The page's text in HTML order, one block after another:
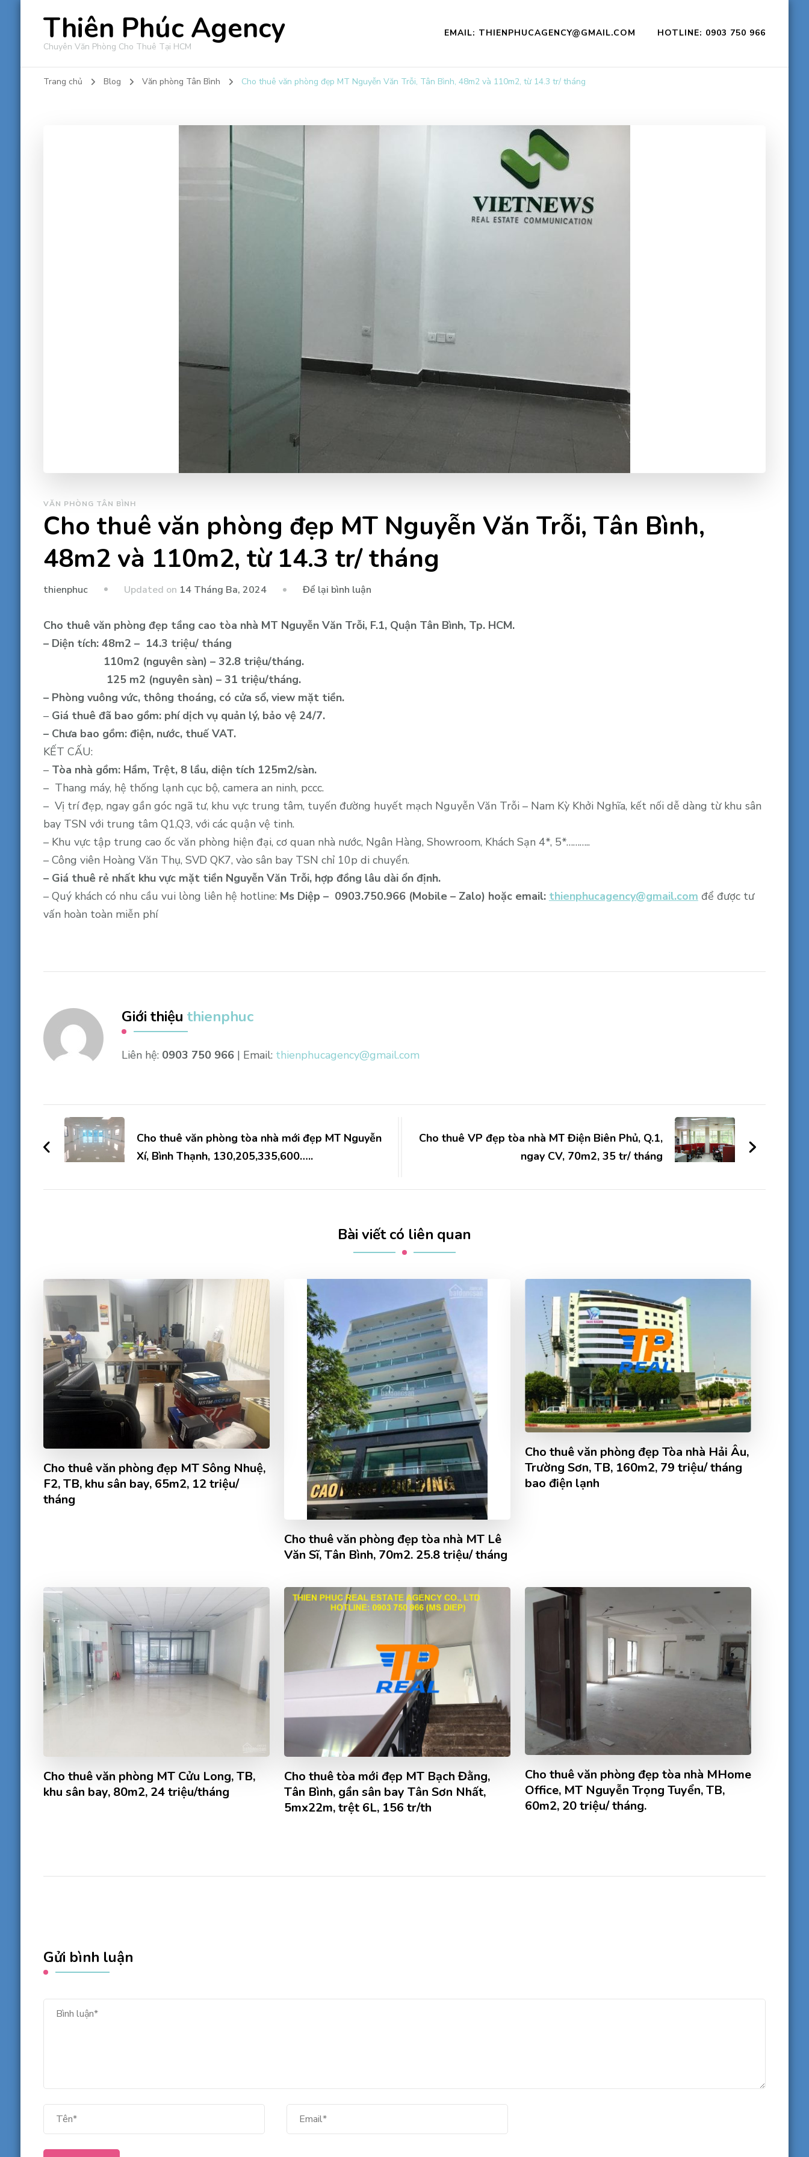
Thiên Phúc Agency
Chuyên Văn Phòng Cho Thuê Tại HCM
EMAIL: THIENPHUCAGENCY@GMAIL.COM HOTLINE: 0903 750 966
Trang chủ Blog Văn phòng Tân Bình Cho thuê văn phòng đẹp MT Nguyễn Văn Trỗi, Tân Bình, 48m2 và 110m2, từ 14.3 tr/ tháng
VĂN PHÒNG TÂN BÌNH
Cho thuê văn phòng đẹp MT Nguyễn Văn Trỗi, Tân Bình,
48m2 và 110m2, từ 14.3 tr/ tháng
thienphuc Updated on 14 Tháng Ba, 2024 Để lại bình luậntại
thuê
và
14.3
tr/
tháng
Cho thuê văn phòng đẹp tầng cao tòa nhà MT Nguyễn Văn Trỗi, F.1, Quận Tân Bình, Tp. HCM.
– Diện tích: 48m2 – 14.3 triệu/ tháng
110m2 (nguyên sàn) – 32.8 triệu/tháng.
125 m2 (nguyên sàn) – 31 triệu/tháng.
– Phòng vuông vức, thông thoáng, có cửa sổ, view mặt tiền.
–Giá thuê đã bao gồm: phí dịch vụ quản lý, bảo vệ 24/7.
– Chưa bao gồm: điện, nước, thuế VAT.
KẾT CẤU:
– Tòa nhà gồm: Hầm, Trệt, 8 lầu, diện tích 125m2/sàn.
– Thang máy, hệ thống lạnh cục bộ, camera an ninh, pccc.
– Vị trí đẹp, ngay gần góc ngã tư, khu vực trung tâm, tuyến đường huyết mạch Nguyễn Văn Trỗi – Nam Kỳ Khởi Nghĩa, kết nối dễ dàng từ khu sân
bay TSN với trung tâm Q1,Q3, với các quận vệ tinh.
– Khu vực tập trung cao ốc văn phòng hiện đại, cơ quan nhà nước, Ngân Hàng, Showroom, Khách Sạn 4*, 5*………..
– Công viên Hoàng Văn Thụ, SVD QK7, vào sân bay TSN chỉ 10p di chuyển.
– Giá thuê rẻ nhất khu vực mặt tiền Nguyễn Văn Trỗi, hợp đồng lâu dài ổn định.
– Quý khách có nhu cầu vui lòng liên hệ hotline: Ms Diệp – 0903.750.966 (Mobile – Zalo) hoặc email: thienphucagency@gmail.com để được tư
vấn hoàn toàn miễn phí
Giới thiệu thienphuc
Liên hệ: 0903 750 966| Email: thienphucagency@gmail.com
Điều
hướng
bài
viết
Cho thuê văn phòng tòa nhà mới đẹp MT Nguyễn
Xí, Bình Thạnh, 130,205,335,600…..
Cho thuê VP đẹp tòa nhà MT Điện Biên Phủ, Q.1,
ngay CV, 70m2, 35 tr/ tháng
Bài viết có liên quan
Cho thuê văn phòng đẹp MT Sông Nhuệ,
F2, TB, khu sân bay, 65m2, 12 triệu/
tháng
Cho thuê văn phòng đẹp tòa nhà MT Lê
Văn Sĩ, Tân Bình, 70m2. 25.8 triệu/ tháng
Cho thuê văn phòng đẹp Tòa nhà Hải Âu,
Trường Sơn, TB, 160m2, 79 triệu/ tháng
bao điện lạnh
Cho thuê văn phòng MT Cửu Long, TB,
khu sân bay, 80m2, 24 triệu/tháng
Cho thuê tòa mới đẹp MT Bạch Đằng,
Tân Bình, gần sân bay Tân Sơn Nhất,
5mx22m, trệt 6L, 156 tr/th
Cho thuê văn phòng đẹp tòa nhà MHome
Office, MT Nguyễn Trọng Tuyển, TB,
60m2, 20 triệu/ tháng.
Gửi bình luận